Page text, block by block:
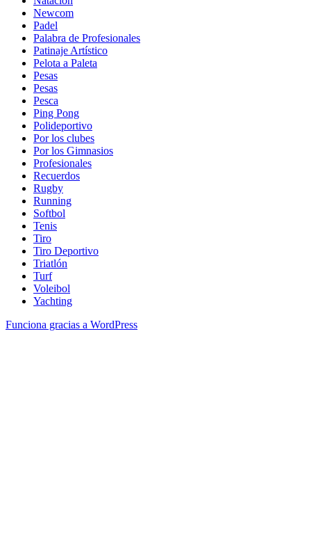
Newcom
Padel
Palabra de Profesionales
Patinaje Artístico
Pelota a Paleta
Pesas
Pesas
Pesca
Ping Pong
Polideportivo
Por los clubes
Por los Gimnasios
Profesionales
Recuerdos
Rugby
Running
Softbol
Tenis
Tiro
Tiro Deportivo
Triatlón
Turf
Voleibol
Yachting
Funciona gracias a WordPress